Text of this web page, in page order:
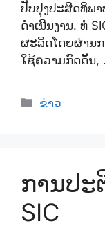
ປັບປຸງປະສິດທິພາ
ດໍາເນີນງານ. ທໍ່
ຜະລິດໂດຍຜ່ານກ
ໃຊ້ຄວາມກົດດັນ,
ຫມວດ
ຂ່າວ
ການປະ
SIC